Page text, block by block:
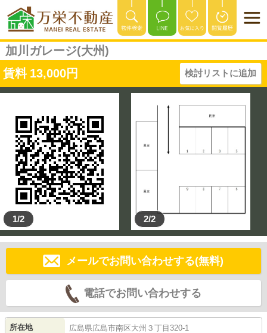
加川ガレージ(大州)
賃料 13,000円 検討リストに追加
1/2 2/2
メールでお問い合わせする(無料)
電話でお問い合わせする
所在地 広島県広島市南区大州 ３丁目320-1